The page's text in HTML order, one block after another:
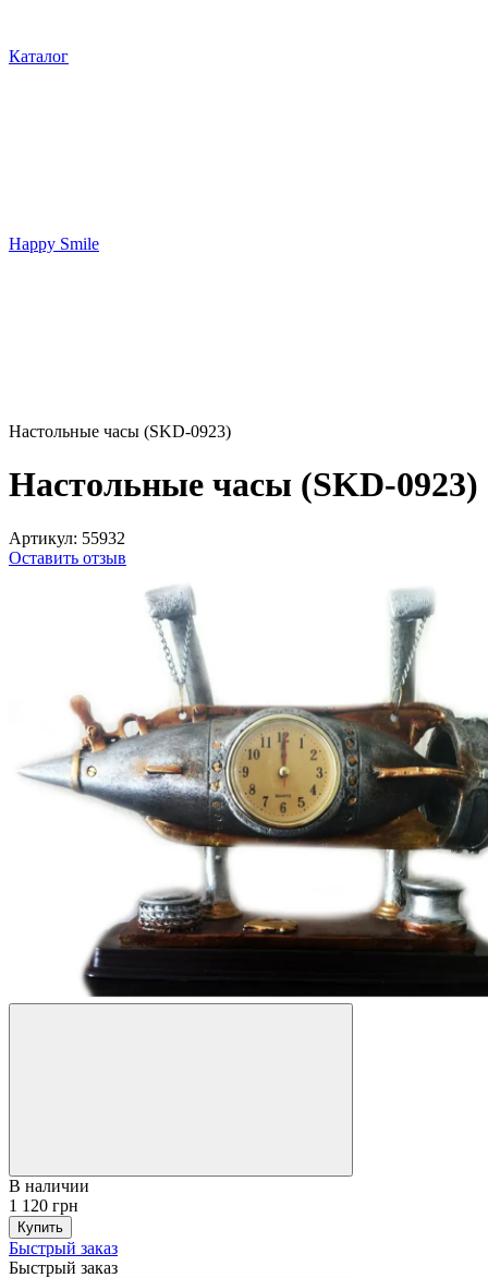
Каталог
Happy Smile
Настольные часы (SKD-0923)
Настольные часы (SKD-0923)
Артикул: 55932
Оставить отзыв
В наличии
1 120 грн
Купить
Быстрый заказ
Быстрый заказ